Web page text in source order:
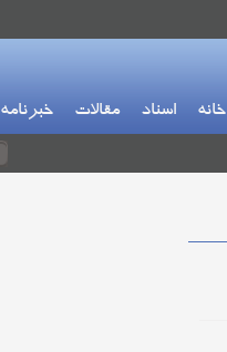
خانه اسناد مقالات خبرنامه